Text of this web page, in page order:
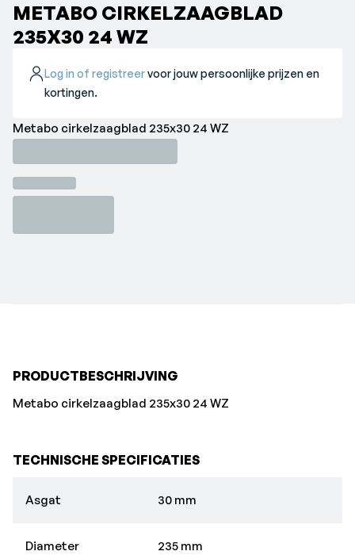
METABO CIRKELZAAGBLAD
235X30 24 WZ
Log in of registreervoor jouw persoonlijke prijzen en
kortingen.
Metabo cirkelzaagblad 235x30 24 WZ
PRODUCTBESCHRIJVING
Metabo cirkelzaagblad 235x30 24 WZ
TECHNISCHE SPECIFICATIES
Asgat 30 mm
Diameter 235 mm